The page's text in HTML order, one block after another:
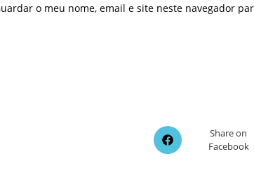
o meu nome, email e site neste navegador
Opens
in
Share on
Facebook